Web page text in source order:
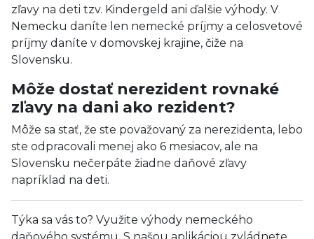
zľavy na deti tzv. Kindergeld ani ďalšie výhody. V
Nemecku daníte len nemecké príjmy a celosvetové
príjmy daníte v domovskej krajine, čiže na
Slovensku.
Môže dostať nerezident rovnaké
zľavy na dani ako rezident?
Môže sa stať, že ste považovaný za nerezidenta, lebo
ste odpracovali menej ako 6 mesiacov, ale na
Slovensku nečerpáte žiadne daňové zľavy
napríklad na deti.
Týka sa vás to? Využite výhody nemeckého